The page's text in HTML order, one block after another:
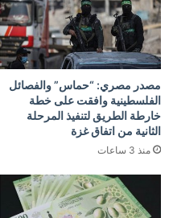
مصدر مصري: “حماس” والفصائل
الفلسطينية وافقت على خطة
خارطة الطريق لتنفيذ المرحلة
الثانية من اتفاق غزة
منذ 3 ساعات